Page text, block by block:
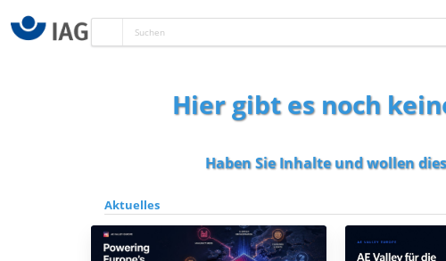
Hier gibt es noch
Haben Sie Inhalte und wollen
Aktuelles